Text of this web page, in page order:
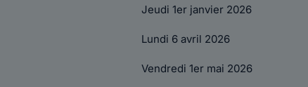
Jeudi 1er janvier 2026
Lundi 6 avril 2026
Vendredi 1er mai 2026